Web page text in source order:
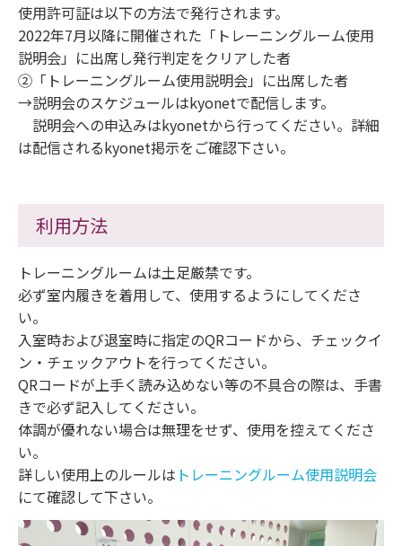
使用許可証は以下の方法で発行されます。
2022年7月以降に開催された「トレーニングルーム使用
説明会」に出席し発行判定をクリアした者
②「トレーニングルーム使用説明会」に出席した者
→説明会のスケジュールはkyonetで配信します。
説明会への申込みはkyonetから行ってください。詳細
は配信されるkyonet掲示をご確認下さい。
利用方法
トレーニングルームは土足厳禁です。
必ず室内履きを着用して、使用するようにしてくださ
い。
入室時および退室時に指定のQRコードから、チェックイ
ン・チェックアウトを行ってください。
QRコードが上手く読み込めない等の不具合の際は、手書
きで必ず記入してください。
体調が優れない場合は無理をせず、使用を控えてくださ
い。
詳しい使用上のルールは トレーニングルーム使用説明会
にて確認して下さい。